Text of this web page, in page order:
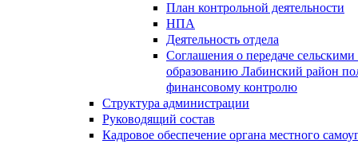
План контрольной деятельности
НПА
Деятельность отдела
Соглашения о передаче
образованию Лабинский район
финансовому контролю
Структура администрации
Руководящий состав
Кадровое обеспечение органа местного